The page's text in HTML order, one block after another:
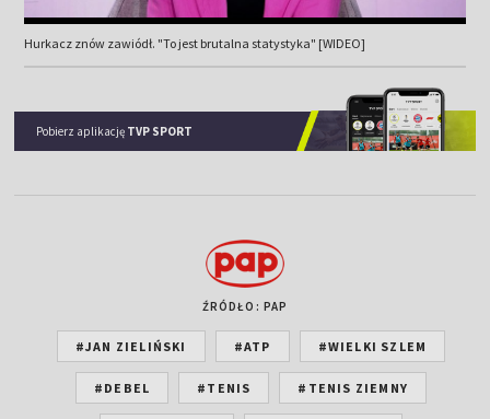
Hurkacz znów zawiódł. "To jest brutalna statystyka" [WIDEO]
Pobierz aplikację TVP SPORT
ŹRÓDŁO: PAP
#JAN ZIELIŃSKI #ATP #WIELKI SZLEM
#DEBEL #TENIS #TENIS ZIEMNY